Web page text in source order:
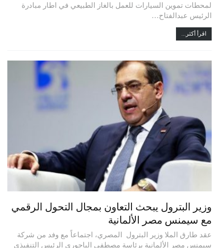
لمحطات تموين السيارات للعمل بالغاز الطبيعي في اطار مبادرة
الرئيس عبدالفتاح…
اقرأ أكثر...
وزير البترول يبحث التعاون بمجال التحول الرقمي
مع سيمنس مصر الألمانية
عقد طارق الملا وزير البترول المصري، اجتماعاً مع وفد من شركة
سيمنس مصر الألمانية برئاسة مصطفى الباجورى الرئيس التنفيذي